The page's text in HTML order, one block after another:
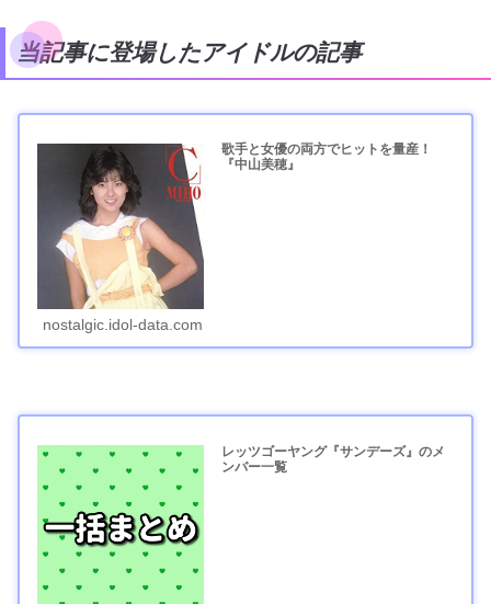
当記事に登場したアイドルの記事
歌手と女優の両方でヒットを量産！
『中山美穂』
nostalgic.idol-data.com
レッツゴーヤング『サンデーズ』のメ
ンバー一覧